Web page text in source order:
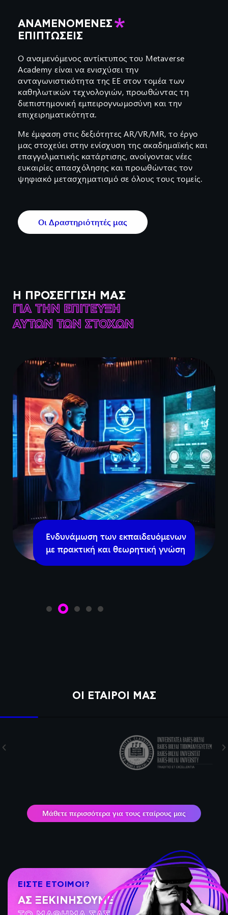
ΑΝΑΜΕΝΌΜΕΝΕΣ
ΕΠΙΠΤΏΣΕΙΣ
Ο αναμενόμενος αντίκτυπος του Metaverse
Academy είναι να ενισχύσει την
ανταγωνιστικότητα της ΕΕ στον τομέα των
καθηλωτικών τεχνολογιών, προωθώντας τη
διεπιστημονική εμπειρογνωμοσύνη και την
επιχειρηματικότητα.
Με έμφαση στις δεξιότητες AR/VR/MR, το έργο
μας στοχεύει στην ενίσχυση της ακαδημαϊκής και
επαγγελματικής κατάρτισης, ανοίγοντας νέες
ευκαιρίες απασχόλησης και προωθώντας τον
ψηφιακό μετασχηματισμό σε όλους τους τομείς.
Οι Δραστηριότητές μας
Η ΠΡΟΣΈΓΓΙΣΉ ΜΑΣ
ΓΙΑ ΤΗΝ ΕΠΊΤΕΥΞΗ
ΑΥΤΏΝ ΤΩΝ ΣΤΌΧΩΝ
Ενδυνάμωση των εκπαιδευόμενων
με πρακτική και θεωρητική γνώση
ΟΙ ΕΤΑΊΡΟΙ ΜΑΣ
Μάθετε περισσότερα για τους εταίρους μας
ΕΊΣΤΕ ΈΤΟΙΜΟΙ?
ΑΣ ΞΕΚΙΝΉΣΟΥΜΕ